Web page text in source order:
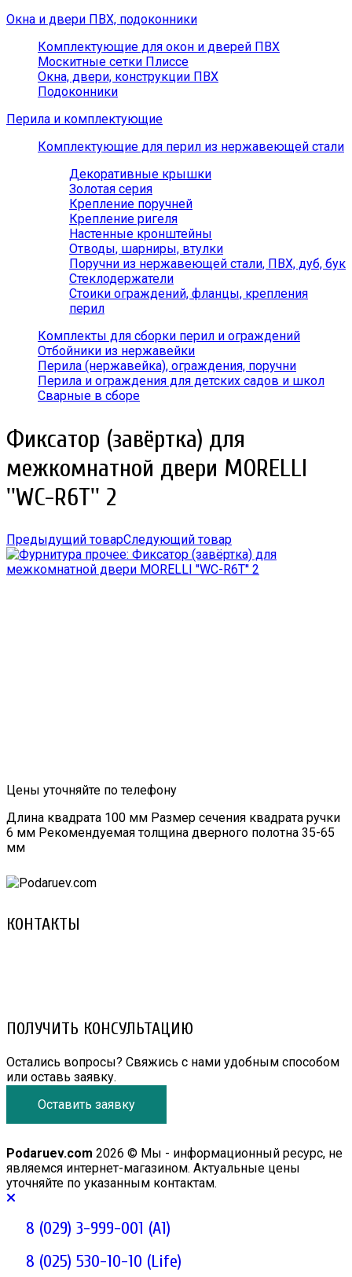
Окна и двери ПВХ, подоконники
Комплектующие для окон и дверей ПВХ
Москитные сетки Плиссе
Окна, двери, конструкции ПВХ
Подоконники
Перила и комплектующие
Комплектующие для перил из нержавеющей стали
Декоративные крышки
Золотая серия
Крепление поручней
Крепление ригеля
Настенные кронштейны
Отводы, шарниры, втулки
Поручни из нержавеющей стали, ПВХ, дуб, бук
Стеклодержатели
Стоики ограждений, фланцы, крепления
перил
Комплекты для сборки перил и ограждений
Отбойники из нержавейки
Перила (нержавейка), ограждения, поручни
Перила и ограждения для детских садов и школ
Сварные в сборе
Фиксатор (завёртка) для
межкомнатной двери MORELLI
''WC-R6T'' 2
Предыдущий товарСледующий товар
Цены уточняйте по телефону
Длина квадрата 100 мм Размер сечения квадрата ручки
6 мм Рекомендуемая толщина дверного полотна 35-65
мм
КОНТАКТЫ
ПОЛУЧИТЬ КОНСУЛЬТАЦИЮ
Остались вопросы? Свяжись с нами удобным способом
или оставь заявку.
Оставить заявку
Podaruev.com 2026 © Мы - информационный ресурс, не
являемся интернет-магазином. Актуальные цены
уточняйте по указанным контактам.
8 (029) 3-999-001 (A1)
8 (025) 530-10-10 (Life)